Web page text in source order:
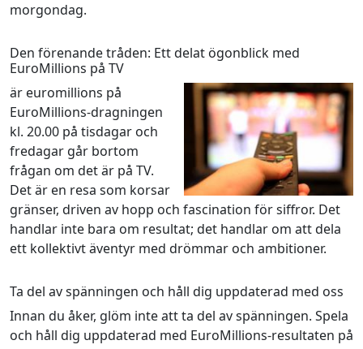
morgondag.
Den förenande tråden: Ett delat ögonblick med
EuroMillions på TV
är euromillions på
EuroMillions-dragningen
kl. 20.00 på tisdagar och
fredagar går bortom
frågan om det är på TV.
Det är en resa som korsar
gränser, driven av hopp och fascination för siffror. Det
handlar inte bara om resultat; det handlar om att dela
ett kollektivt äventyr med drömmar och ambitioner.
Ta del av spänningen och håll dig uppdaterad med oss
Innan du åker, glöm inte att ta del av spänningen. Spela
och håll dig uppdaterad med EuroMillions-resultaten på